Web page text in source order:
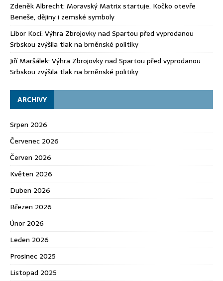
Zdeněk Albrecht: Moravský Matrix startuje. Kočko otevře
Beneše, dějiny i zemské symboly
Libor Kocí: Výhra Zbrojovky nad Spartou před vyprodanou
Srbskou zvýšila tlak na brněnské politiky
Jiří Maršálek: Výhra Zbrojovky nad Spartou před vyprodanou
Srbskou zvýšila tlak na brněnské politiky
ARCHIVY
Srpen 2026
Červenec 2026
Červen 2026
Květen 2026
Duben 2026
Březen 2026
Únor 2026
Leden 2026
Prosinec 2025
Listopad 2025